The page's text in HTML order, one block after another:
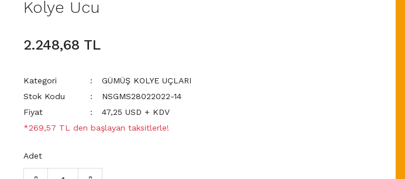
Kolye Ucu
2.248,68 TL
Kategori
GÜMÜŞ KOLYE UÇLARI
Stok Kodu
NSGMS28022022-14
Fiyat
47,25 USD + KDV
*269,57 TL den başlayan taksitlerle!
Adet